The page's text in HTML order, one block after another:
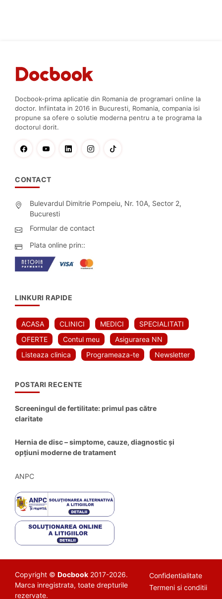
Docbook-prima aplicatie din Romania de programari online la
doctor. Infiintata in 2016 in Bucuresti, Romania, compania isi
propune sa ofere o solutie moderna pentru a te programa la
doctorul dorit.
CONTACT
Bulevardul Dimitrie Pompeiu, Nr. 10A, Sector 2,
Bucuresti
Formular de contact
Plata online prin::
LINKURI RAPIDE
ACASA CLINICI MEDICI
SPECIALITATI
OFERTE
Contul meu
Asigurarea NN
Listeaza clinica
Programeaza-te Newsletter
POSTARI RECENTE
Screeningul de fertilitate: primul pas către
claritate
Hernia de disc – simptome, cauze, diagnostic și
opțiuni moderne de tratament
ANPC
Copyright © Docbook 2017-2026.
Marca inregistrata, toate drepturile
rezervate.
Confidentialitate
Termeni si conditii